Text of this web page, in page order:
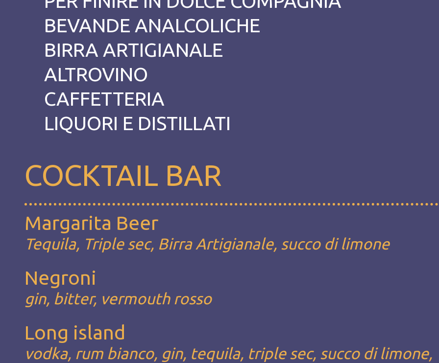
BEVANDE ANALCOLICHE
BIRRA ARTIGIANALE
ALTROVINO
CAFFETTERIA
LIQUORI E DISTILLATI
COCKTAIL BAR
Margarita Beer
Tequila, Triple sec, Birra Artigianale, succo di limone
Negroni
gin, bitter, vermouth rosso
Long island
vodka, rum bianco, gin, tequila, triple sec, succo di limone,